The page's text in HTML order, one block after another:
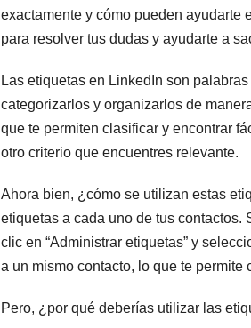
exactamente y cómo pueden ayudarte
para resolver tus dudas y ayudarte a
Las etiquetas en LinkedIn son
categorizarlos y organizarlos de
que te permiten clasificar y encontrar
otro criterio que encuentres relevante.
Ahora bien, ¿cómo se utilizan estas
etiquetas a cada uno de tus contactos.
clic en “Administrar etiquetas” y
a un mismo contacto, lo que te
Pero, ¿por qué deberías utilizar las